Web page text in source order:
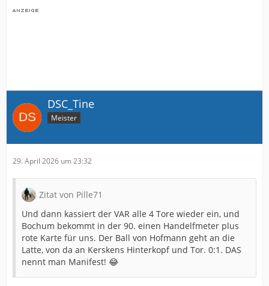
DSC_Tine
Meister
29. April 2026 um 23:32
Zitat von Pille71
Und dann kassiert der VAR alle 4 Tore wieder ein, und
Bochum bekommt in der 90. einen Handelfmeter plus
rote Karte für uns. Der Ball von Hofmann geht an die
Latte, von da an Kerskens Hinterkopf und Tor. 0:1. DAS
nennt man Manifest! 😂